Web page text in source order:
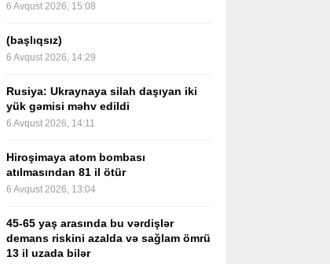
6 Avqust 2026, 15:08
(başlıqsız)
6 Avqust 2026, 14:29
Rusiya: Ukraynaya silah daşıyan iki
yük gəmisi məhv edildi
6 Avqust 2026, 14:11
Hiroşimaya atom bombası
atılmasından 81 il ötür
6 Avqust 2026, 13:04
45-65 yaş arasında bu vərdişlər
demans riskini azalda və sağlam ömrü
13 il uzada bilər